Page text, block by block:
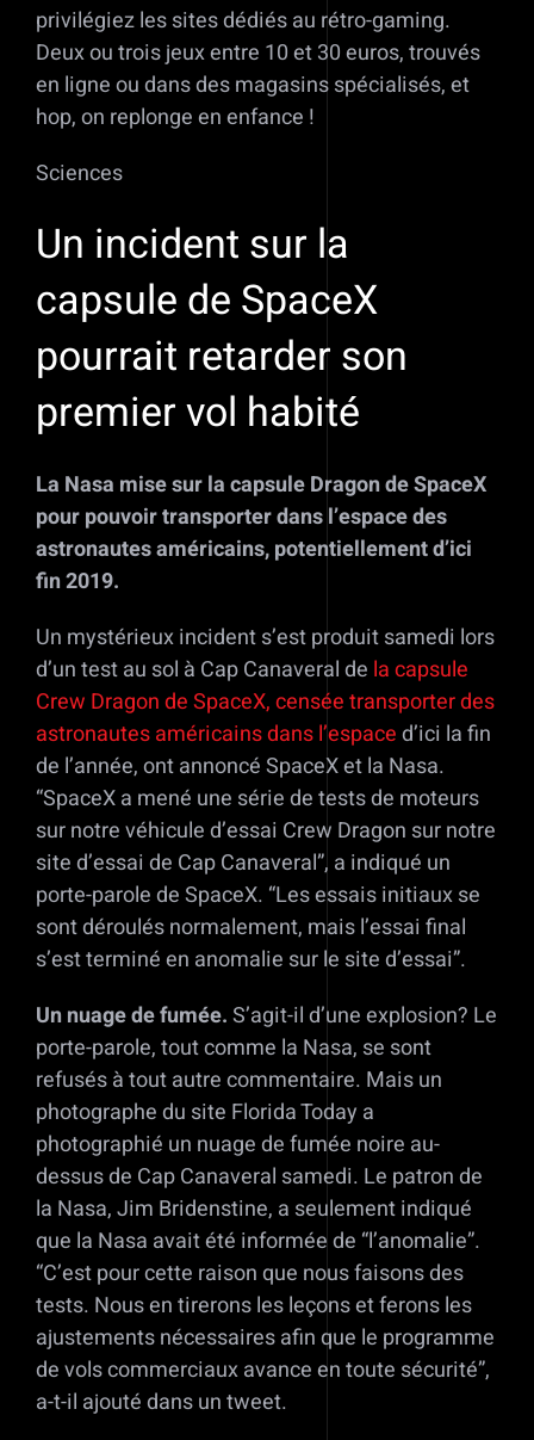
privilégiez les sites dédiés au rétro-gaming.
Deux ou trois jeux entre 10 et 30 euros, trouvés
en ligne ou dans des magasins spécialisés, et
hop, on replonge en enfance !
Sciences
Un incident sur la
capsule de SpaceX
pourrait retarder son
premier vol habité
La Nasa mise sur la capsule Dragon de SpaceX
pour pouvoir transporter dans l’espace des
astronautes américains, potentiellement d’ici
fin 2019.
Un mystérieux incident s’est produit samedi lors
d’un test au sol à Cap Canaveral de la capsule
Crew Dragon de SpaceX, censée transporter des
astronautes américains dans l’espaced’ici la fin
de l’année, ont annoncé SpaceX et la Nasa.
“SpaceX a mené une série de tests de moteurs
sur notre véhicule d’essai Crew Dragon sur notre
site d’essai de Cap Canaveral”, a indiqué un
porte-parole de SpaceX. “Les essais initiaux se
sont déroulés normalement, mais l’essai final
s’est terminé en anomalie sur le site d’essai”.
Un nuage de fumée.S’agit-il d’une explosion? Le
porte-parole, tout comme la Nasa, se sont
refusés à tout autre commentaire. Mais un
photographe du site Florida Today a
photographié un nuage de fumée noire au-
dessus de Cap Canaveral samedi. Le patron de
la Nasa, Jim Bridenstine, a seulement indiqué
que la Nasa avait été informée de “l’anomalie”.
“C’est pour cette raison que nous faisons des
tests. Nous en tirerons les leçons et ferons les
ajustements nécessaires afin que le programme
de vols commerciaux avance en toute sécurité”,
a-t-il ajouté dans un tweet.